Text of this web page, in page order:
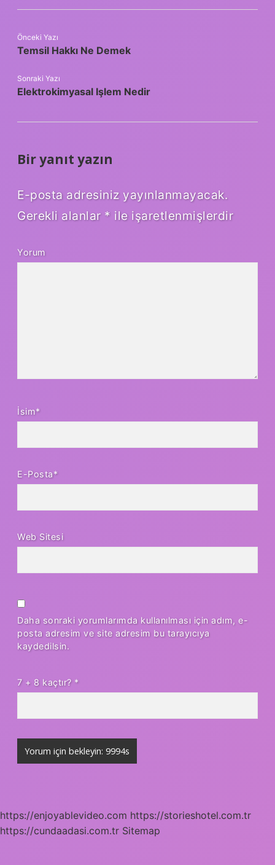
Önceki Yazı
Temsil Hakkı Ne Demek
Sonraki Yazı
Elektrokimyasal Işlem Nedir
Bir yanıt yazın
E-posta adresiniz yayınlanmayacak.
Gerekli alanlar * ile işaretlenmişlerdir
Yorum
İsim*
E-Posta*
Web Sitesi
Daha sonraki yorumlarımda kullanılması için adım, e-
posta adresim ve site adresim bu tarayıcıya
kaydedilsin.
7 + 8 kaçtır? *
https://enjoyablevideo.com https://storieshotel.com.tr
https://cundaadasi.com.tr Sitemap